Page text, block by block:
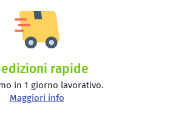
rapide
in 1 giorno lavorativo.
Maggiori info